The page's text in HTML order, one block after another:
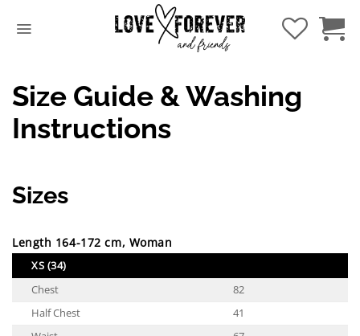
Size Guide & Washing
Instructions
Sizes
Length 164-172 cm, Woman
XS (34)
Chest
82
Half Chest
41